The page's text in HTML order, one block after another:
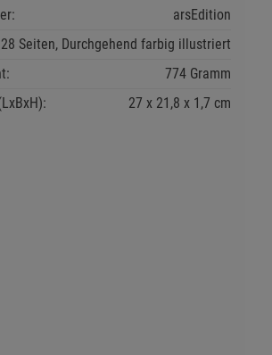
arsEdition
Seiten, Durchgehend farbig illustriert
774 Gramm
27 21,8 1,7 cm